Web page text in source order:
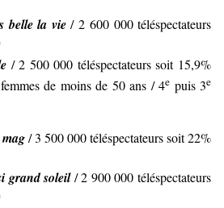
belle la vie/ 2 600 000 téléspectateurs
/ 2 500 000 téléspectateurs soit 15,9%
de moins de 50 ans / 4e puis 3e
/ 3 500 000 téléspectateurs soit 22%
grand soleil/ 2 900 000 téléspectateurs